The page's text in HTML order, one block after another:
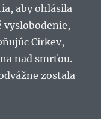
aby ohlásila
vyslobodenie,
Cirkev,
nad smrťou.
zostala